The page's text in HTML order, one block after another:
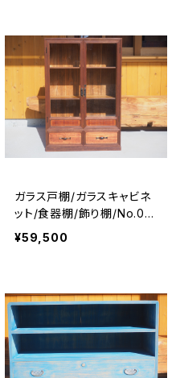
ガラス戸棚/ガラスキャビネ
ット/食器棚/飾り棚/No.02
20
¥59,500